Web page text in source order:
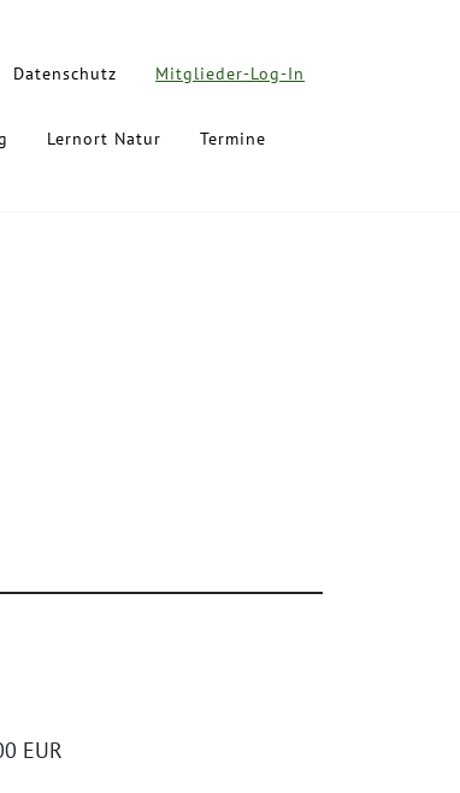
Datenschutz Mitglieder-Log-In
Lernort Natur Termine
EUR